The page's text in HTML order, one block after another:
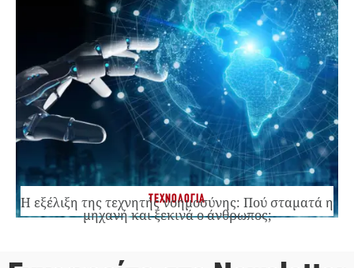
ΤΕΧΝΟΛΟΓΙΑ
Η εξέλιξη της τεχνητής νοημοσύνης: Πού σταματά η
μηχανή και ξεκινά ο άνθρωπος;